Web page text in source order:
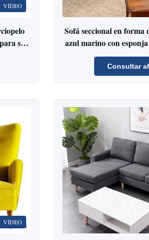
VÍDEO
sala
Sofá seccional en
azul marino con
agua
Consultar
VÍDEO